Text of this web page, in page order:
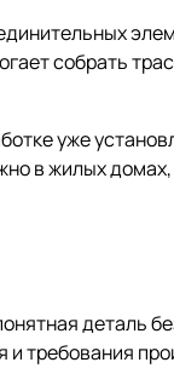
собрать
уже
в жилых
деталь
требования